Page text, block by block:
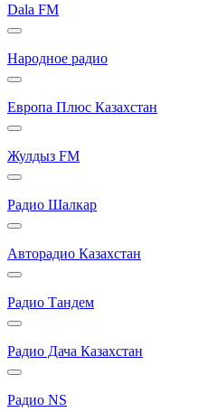
Dala FM
Народное радио
Европа Плюс Казахстан
Жулдыз FM
Радио Шалкар
Авторадио Казахстан
Радио Тандем
Радио Дача Казахстан
Радио NS